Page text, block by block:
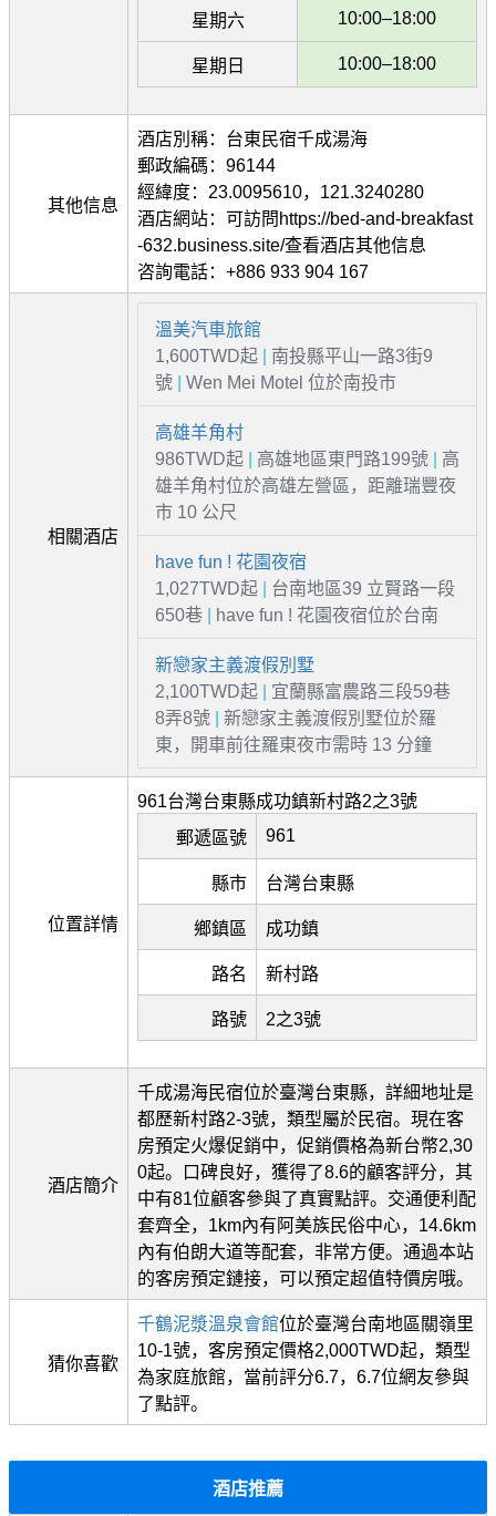
星期六 10:00–18:00
星期日 10:00–18:00
其他信息
酒店別稱：台東民宿千成湯海
郵政編碼：96144
經緯度：23.0095610，121.3240280
酒店網站：可訪問https://bed-and-breakfast
-632.business.site/查看酒店其他信息
咨詢電話：+886 933 904 167
相關酒店
溫美汽車旅館
1,600TWD起
南投縣平山一路3街9
號
Wen Mei Motel 位於南投市
高雄羊角村
986TWD起
高雄地區東門路199號
高
雄羊角村位於高雄左營區，距離瑞豐夜
市 10 公尺
have fun ! 花園夜宿
1,027TWD起
台南地區39 立賢路一段
650巷
have fun ! 花園夜宿位於台南
新戀家主義渡假別墅
2,100TWD起
宜蘭縣富農路三段59巷
8弄8號
新戀家主義渡假別墅位於羅
東，開車前往羅東夜市需時 13 分鐘
位置詳情
961台灣台東縣成功鎮新村路2之3號
郵遞區號
961
縣市 台灣台東縣
鄉鎮區 成功鎮
路名 新村路
路號 2之3號
酒店簡介
千成湯海民宿位於臺灣台東縣，詳細地址是
都歷新村路2-3號，類型屬於民宿。現在客
房預定火爆促銷中，促銷價格為新台幣2,30
0起。口碑良好，獲得了8.6的顧客評分，其
中有81位顧客參與了真實點評。交通便利配
套齊全，1km內有阿美族民俗中心，14.6km
內有伯朗大道等配套，非常方便。通過本站
的客房預定鏈接，可以預定超值特價房哦。
猜你喜歡
千鶴泥漿溫泉會館位於臺灣台南地區關嶺里
10-1號，客房預定價格2,000TWD起，類型
為家庭旅館，當前評分6.7，6.7位網友參與
了點評。
酒店推薦